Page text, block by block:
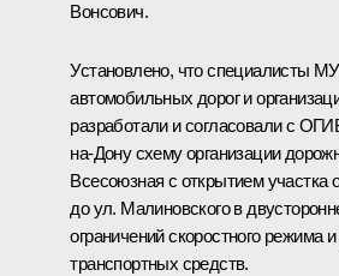
Вонсович.
Установлено, что специалисты
автомобильных дорог и
разработали и согласовали с
на-Дону схему организации
Всесоюзная с открытием участка
до ул. Малиновского в
ограничений скоростного режима
транспортных средств.